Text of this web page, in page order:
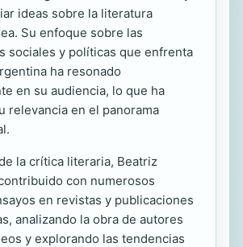
ideas sobre la literatura
Su enfoque sobre las
sociales y políticas que enfrenta
ha resonado
en su audiencia, lo que ha
relevancia en el panorama
la crítica literaria, Beatriz
con numerosos
en revistas y publicaciones
analizando la obra de autores
y explorando las tendencias